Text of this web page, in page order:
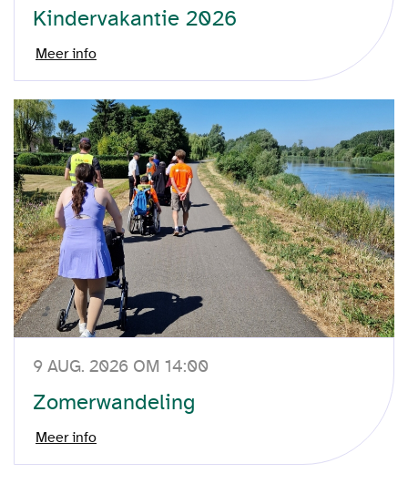
Kindervakantie 2026
Meer info
9 AUG. 2026 OM 14:00
Zomerwandeling
Meer info